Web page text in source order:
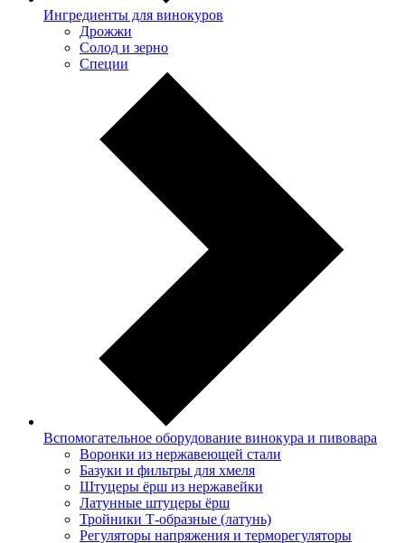
Ингредиенты для винокуров
Дрожжи
Солод и зерно
Специи
Вспомогательное оборудование винокура и пивовара
Воронки из нержавеющей стали
Базуки и фильтры для хмеля
Штуцеры ёрш из нержавейки
Латунные штуцеры ёрш
Тройники Т-образные (латунь)
Регуляторы напряжения и терморегуляторы